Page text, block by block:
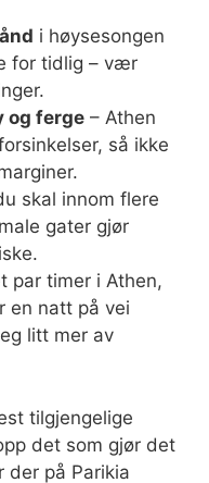
i høysesongen
for tidlig – vær
og ferge – Athen
så ikke
skal innom flere
gater gjør
par timer i Athen,
en natt på vei
litt mer av
tilgjengelige
det som gjør det
der på Parikia